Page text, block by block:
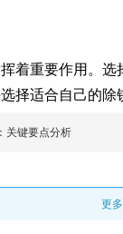
着重要作用。
择适合自己的除
关键要点分析
更多